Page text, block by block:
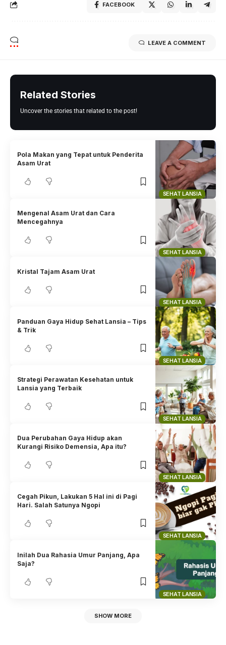
FACEBOOK
LEAVE A COMMENT
Related Stories
Uncover the stories that related to the post!
SEHAT LANSIA
Pola Makan yang Tepat untuk Penderita
Asam Urat
SEHAT LANSIA
Mengenal Asam Urat dan Cara
Mencegahnya
SEHAT LANSIA
Kristal Tajam Asam Urat
SEHAT LANSIA
Panduan Gaya Hidup Sehat Lansia – Tips
& Trik
SEHAT LANSIA
Strategi Perawatan Kesehatan untuk
Lansia yang Terbaik
SEHAT LANSIA
Dua Perubahan Gaya Hidup akan
Kurangi Risiko Demensia, Apa itu?
SEHAT LANSIA
Cegah Pikun, Lakukan 5 Hal ini di Pagi
Hari. Salah Satunya Ngopi
SEHAT LANSIA
Inilah Dua Rahasia Umur Panjang, Apa
Saja?
SHOW MORE